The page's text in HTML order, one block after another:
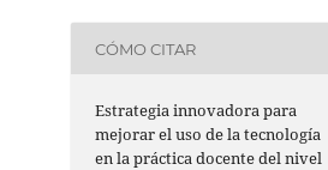
CÓMO CITAR
Estrategia innovadora para
mejorar el uso de la tecnología
en la práctica docente del nivel